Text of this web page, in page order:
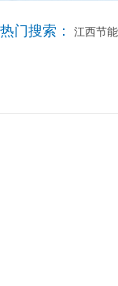
热门搜索： 江西节